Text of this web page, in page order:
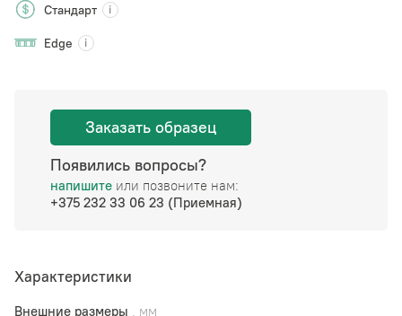
Стандарт
Edge
Заказать образец
Появились вопросы?
напишите или позвоните нам:
+375 232 33 06 23 (Приемная)
Характеристики
Внешние размеры , мм